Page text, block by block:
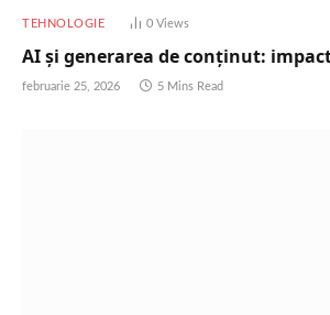
TEHNOLOGIE 0 Views
AI și generarea de conținut:
februarie 25, 2026 5 Mins Read